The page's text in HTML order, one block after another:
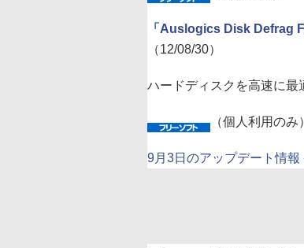
「Auslogics Disk Defrag
（12/08/30）
ハードディスクを高速に最
（個人利用のみ）
9月3日のアップデート情報